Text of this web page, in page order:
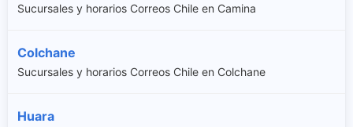
Sucursales y horarios Correos Chile en Camina
Colchane
Sucursales y horarios Correos Chile en Colchane
Huara